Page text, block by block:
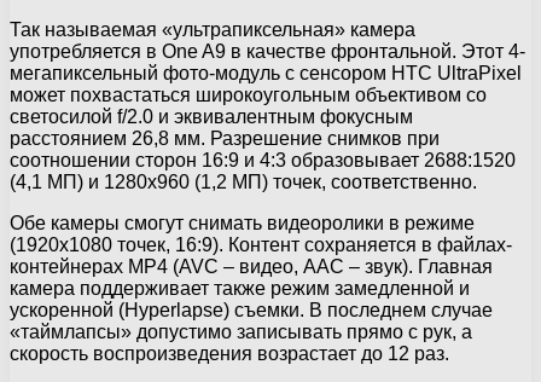
Так называемая «ультрапиксельная» камера
употребляется в One A9 в качестве фронтальной. Этот 4-
мегапиксельный фото-модуль с сенсором HTC UltraPixel
может похвастаться широкоугольным объективом со
светосилой f/2.0 и эквивалентным фокусным
расстоянием 26,8 мм. Разрешение снимков при
соотношении сторон 16:9 и 4:3 образовывает 2688:1520
(4,1 МП) и 1280х960 (1,2 МП) точек, соответственно.
Обе камеры смогут снимать видеоролики в режиме
(1920х1080 точек, 16:9). Контент сохраняется в файлах-
контейнерах MP4 (AVC – видео, AAC – звук). Главная
камера поддерживает также режим замедленной и
ускоренной (Hyperlapse) съемки. В последнем случае
«таймлапсы» допустимо записывать прямо с рук, а
скорость воспроизведения возрастает до 12 раз.